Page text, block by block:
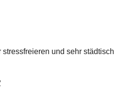
und sehr städtisch